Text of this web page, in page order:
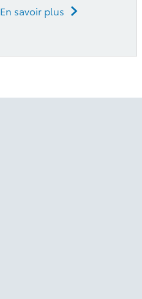
En savoir plus